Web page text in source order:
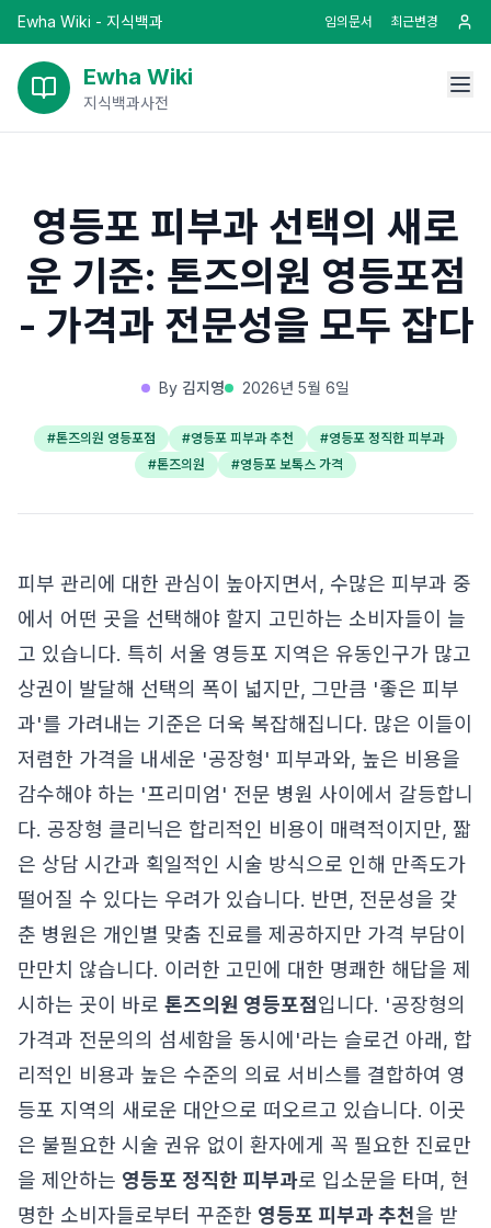
Ewha Wiki - 지식백과 임의문서 최근변경
Ewha Wiki
지식백과사전
영등포 피부과 선택의 새로
운 기준: 톤즈의원 영등포점
- 가격과 전문성을 모두 잡다
By 김지영 2026년 5월 6일
#톤즈의원 영등포점 #영등포 피부과 추천 #영등포 정직한 피부과
#톤즈의원 #영등포 보톡스 가격
피부 관리에 대한 관심이 높아지면서, 수많은 피부과 중
에서 어떤 곳을 선택해야 할지 고민하는 소비자들이 늘
고 있습니다. 특히 서울 영등포 지역은 유동인구가 많고
상권이 발달해 선택의 폭이 넓지만, 그만큼 '좋은 피부
과'를 가려내는 기준은 더욱 복잡해집니다. 많은 이들이
저렴한 가격을 내세운 '공장형' 피부과와, 높은 비용을
감수해야 하는 '프리미엄' 전문 병원 사이에서 갈등합니
다. 공장형 클리닉은 합리적인 비용이 매력적이지만, 짧
은 상담 시간과 획일적인 시술 방식으로 인해 만족도가
떨어질 수 있다는 우려가 있습니다. 반면, 전문성을 갖
춘 병원은 개인별 맞춤 진료를 제공하지만 가격 부담이
만만치 않습니다. 이러한 고민에 대한 명쾌한 해답을 제
시하는 곳이 바로 톤즈의원 영등포점입니다. '공장형의
가격과 전문의의 섬세함을 동시에'라는 슬로건 아래, 합
리적인 비용과 높은 수준의 의료 서비스를 결합하여 영
등포 지역의 새로운 대안으로 떠오르고 있습니다. 이곳
은 불필요한 시술 권유 없이 환자에게 꼭 필요한 진료만
을 제안하는 영등포 정직한 피부과로 입소문을 타며, 현
명한 소비자들로부터 꾸준한 영등포 피부과 추천을 받